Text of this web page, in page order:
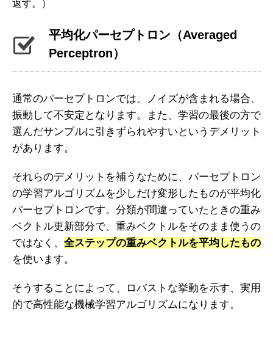
返す。）
平均化パーセプトロン（Averaged
Perceptron）
通常のパーセプトロンでは、ノイズが含まれる場合、
振動して不安定となります。また、学習の最後の方で
選んだサンプルに引きずられやすいというデメリット
があります。
それらのデメリットを補うなために、パーセプトロン
の学習アルゴリズムを少しだけ変形したものが平均化
パーセプトロンです。分類が間違っていたときの重み
ベクトル更新部分で、重みベクトルをそのまま使うの
ではなく、 全ステップの重みベクトルを平均したもの
を使います。
そうすることによって、ロバストな挙動を示す、実用
的で高性能な機械学習アルゴリズムになります。